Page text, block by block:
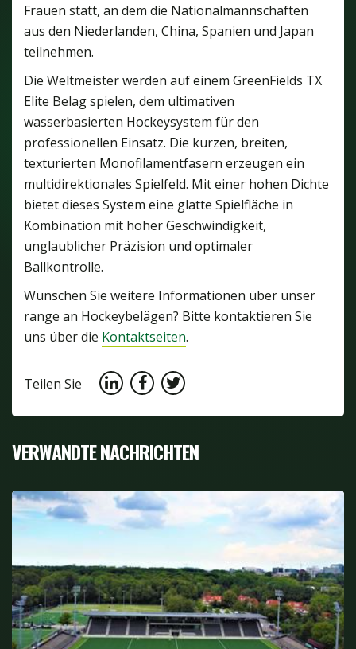
Frauen statt, an dem die Nationalmannschaften
aus den Niederlanden, China, Spanien und Japan
teilnehmen.
Die Weltmeister werden auf einem GreenFields TX
Elite Belag spielen, dem ultimativen
wasserbasierten Hockeysystem für den
professionellen Einsatz. Die kurzen, breiten,
texturierten Monofilamentfasern erzeugen ein
multidirektionales Spielfeld. Mit einer hohen Dichte
bietet dieses System eine glatte Spielfläche in
Kombination mit hoher Geschwindigkeit,
unglaublicher Präzision und optimaler
Ballkontrolle.
Wünschen Sie weitere Informationen über unser
range an Hockeybelägen? Bitte kontaktieren Sie
uns über die Kontaktseiten.
Teilen Sie
VERWANDTE NACHRICHTEN